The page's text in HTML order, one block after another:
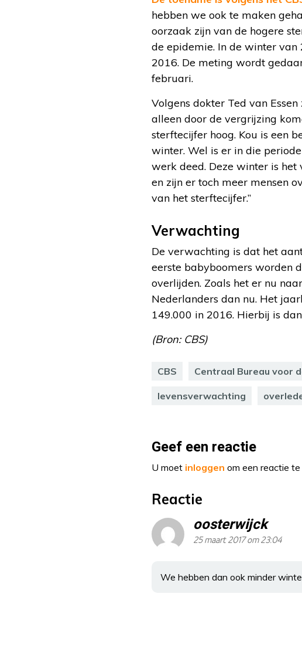
hebben we ook te maken
oorzaak zijn van de hogere
de epidemie. In de winter
2016. De meting wordt
februari.
Volgens dokter Ted van
alleen door de vergrijzing
sterftecijfer hoog. Kou is een
winter. Wel is er in die
werk deed. Deze winter is het
en zijn er toch meer mensen
van het sterftecijfer.”
Verwachting
De verwachting is dat het
eerste babyboomers worden
overlijden. Zoals het er nu
Nederlanders dan nu. Het
149.000 in 2016. Hierbij is
(Bron: CBS)
CBS Centraal Bureau voor
levensverwachting
Geef een reactie
U moet inloggen om een reactie
Reactie
oosterwijck
25 maart 2017 om 23:04
We hebben dan ook minder